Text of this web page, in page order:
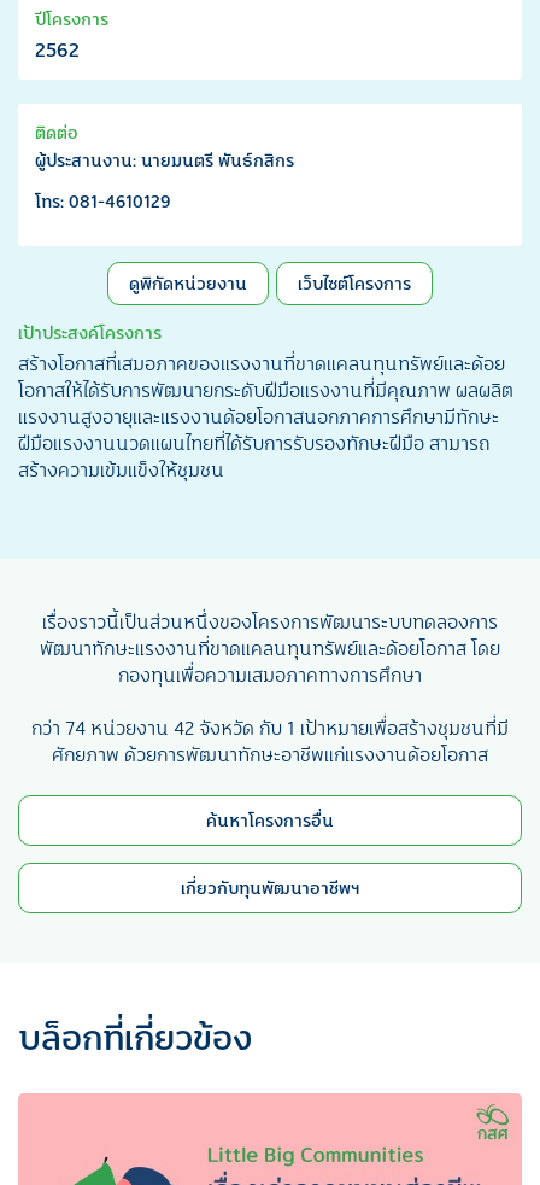
ปีโครงการ
2562
ติดต่อ
ผู้ประสานงาน: นายมนตรี พันธ์กสิกร
โทร: 081-4610129
ดูพิกัดหน่วยงาน
เว็บไซต์โครงการ
เป้าประสงค์โครงการ
สร้างโอกาสที่เสมอภาคของแรงงานที่ขาดแคลนทุนทรัพย์และด้อย
โอกาสให้ได้รับการพัฒนายกระดับฝีมือแรงงานที่มีคุณภาพ ผลผลิต
แรงงานสูงอายุและแรงงานด้อยโอกาสนอกภาคการศึกษามีทักษะ
ฝีมือแรงงานนวดแผนไทยที่ได้รับการรับรองทักษะฝีมือ สามารถ
สร้างความเข้มแข็งให้ชุมชน
เรื่องราวนี้เป็นส่วนหนึ่งของโครงการพัฒนาระบบทดลองการ
พัฒนาทักษะแรงงานที่ขาดแคลนทุนทรัพย์และด้อยโอกาส โดย
กองทุนเพื่อความเสมอภาคทางการศึกษา
กว่า 74 หน่วยงาน 42 จังหวัด กับ 1 เป้าหมายเพื่อสร้างชุมชนที่มี
ศักยภาพ ด้วยการพัฒนาทักษะอาชีพแก่แรงงานด้อยโอกาส
ค้นหาโครงการอื่น
เกี่ยวกับทุนพัฒนาอาชีพฯ
บล็อกที่เกี่ยวข้อง